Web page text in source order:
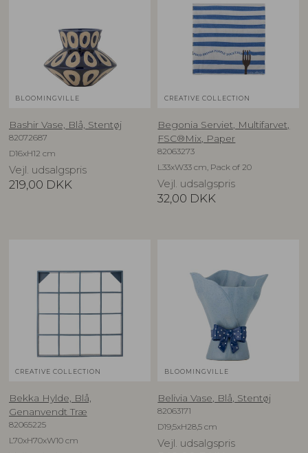
BLOOMINGVILLE
Bashir Vase, Blå, Stentøj
82072687
D16xH12 cm
Vejl. udsalgspris
219,00 DKK
CREATIVE COLLECTION
Begonia Serviet, Multifarvet,
FSC®Mix, Paper
82063273
L33xW33 cm, Pack of 20
Vejl. udsalgspris
32,00 DKK
CREATIVE COLLECTION
Bekka Hylde, Blå,
Genanvendt Træ
82065225
L70xH70xW10 cm
BLOOMINGVILLE
Belivia Vase, Blå, Stentøj
82063171
D19,5xH28,5 cm
Vejl. udsalgspris